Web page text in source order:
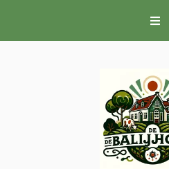
inhoud